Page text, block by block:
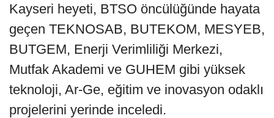
Kayseri heyeti, BTSO öncülüğünde hayata
geçen TEKNOSAB, BUTEKOM, MESYEB,
BUTGEM, Enerji Verimliliği Merkezi,
Mutfak Akademi ve GUHEM gibi yüksek
teknoloji, Ar-Ge, eğitim ve inovasyon odaklı
projelerini yerinde inceledi.